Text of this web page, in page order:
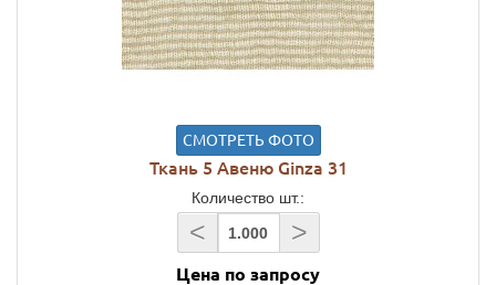
СМОТРЕТЬ ФОТО
Ткань 5 Авеню Ginza 31
Количество шт.:
< >
Цена по запросу